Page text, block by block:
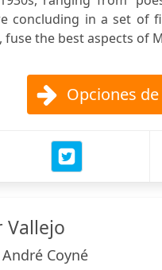
concluding in a set of
the best aspects of
Opciones
Vallejo
André Coyné